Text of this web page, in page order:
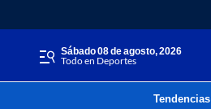
sábado 08 de agosto, 2026
Todo en Deportes